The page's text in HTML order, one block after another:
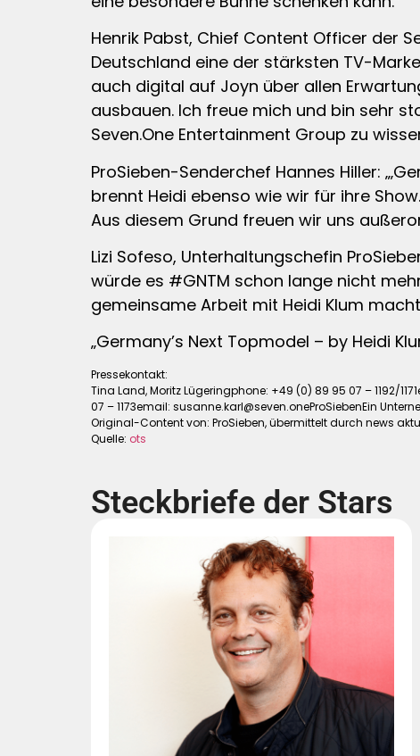
Henrik Pabst, Chief Content Officer der
Deutschland eine der stärksten TV-
auch digital auf Joyn über allen
ausbauen. Ich freue mich und bin sehr
Seven.One Entertainment Group zu
ProSieben-Senderchef Hannes Hiller:
brennt Heidi ebenso wie wir für ihre
Aus diesem Grund freuen wir uns
Lizi Sofeso, Unterhaltungschefin
würde es #GNTM schon lange nicht
gemeinsame Arbeit mit Heidi Klum
„Germany’s Next Topmodel – by Heidi
Pressekontakt:
Tina Land, Moritz Lügeringphone: +49 (0) 89 95 07 – 1192/
07 – 1173email: susanne.karl@seven.oneProSiebenEin
Original-Content von: ProSieben, übermittelt durch news
Quelle: ots
Steckbriefe der Stars